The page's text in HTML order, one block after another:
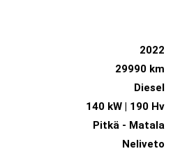
2022
29990 km
Diesel
140 kW | 190 Hv
Pitkä - Matala
Neliveto